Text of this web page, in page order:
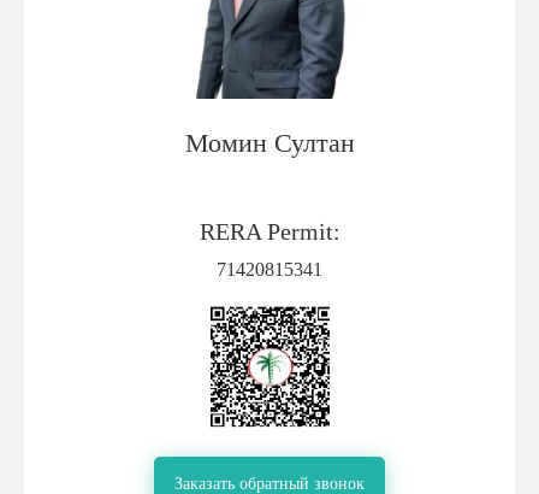
Момин Султан
RERA Permit:
71420815341
Заказать обратный звонок